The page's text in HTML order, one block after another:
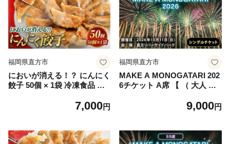
福岡県直方市
においが消える！？ にんにく
餃子 50個 × 1袋 冷凍食品 お
技術 家庭料理 餃子 ギョーザ
7,000円
福岡県直方市
MAKE A MONOGATARI 202
6チケット A席 【 （ 大人 ・
ット 】 花火大会 花火 入場チ
九州最大級 体験
9,000円